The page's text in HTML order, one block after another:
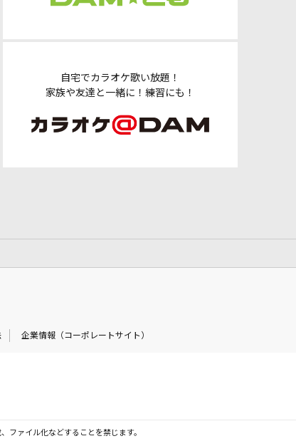
自宅でカラオケ歌い放題！
家族や友達と一緒に！練習にも！
企業情報（コーポレートサイト）
ファイル化などすることを禁じます。